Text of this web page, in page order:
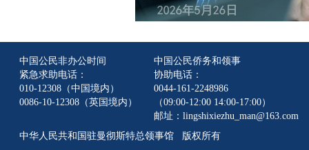
中国公民非办公时间
紧急求助电话：
010-12308（中国境内）
0086-10-12308（英国境内）
中国公民侨务和领事
协助电话：
0044-161-2248986
（09:00-12:00 14:00-17:00）
邮址：lingshixiezhu_man@163.com
中华人民共和国驻曼彻斯特总领事馆 版权所有